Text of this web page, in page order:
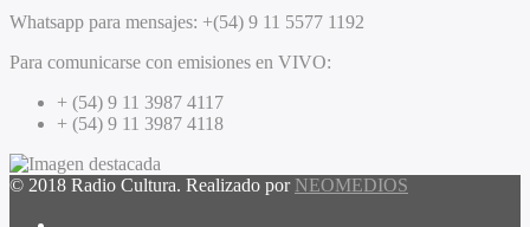
Whatsapp para mensajes: +(54) 9 11 5577 1192
Para comunicarse con emisiones en VIVO:
+ (54) 9 11 3987 4117
+ (54) 9 11 3987 4118
© 2018 Radio Cultura. Realizado por NEOMEDIOS